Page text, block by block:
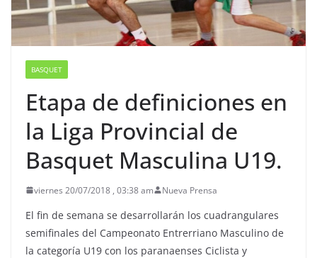
BASQUET
Etapa de definiciones en
la Liga Provincial de
Basquet Masculina U19.
viernes 20/07/2018 , 03:38 am Nueva Prensa
El fin de semana se desarrollarán los cuadrangulares
semifinales del Campeonato Entrerriano Masculino de
la categoría U19 con los paranaenses Ciclista y